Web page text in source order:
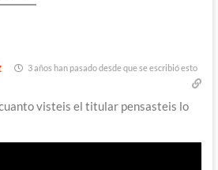
3 años han pasado desde que se escribió esto
visteis el titular pensasteis lo